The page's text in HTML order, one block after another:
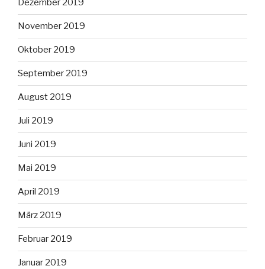
Dezember 2019
November 2019
Oktober 2019
September 2019
August 2019
Juli 2019
Juni 2019
Mai 2019
April 2019
März 2019
Februar 2019
Januar 2019